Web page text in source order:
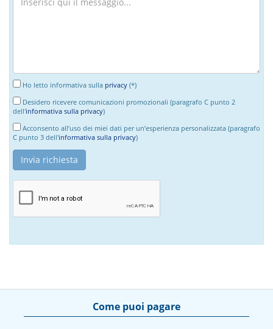
Ho letto informativa sulla privacy (*)
Desidero ricevere comunicazioni promozionali (paragrafo C punto 2
dell'informativa sulla privacy)
Acconsento all’uso dei miei dati per un’esperienza personalizzata (paragrafo
C punto 3 dell'informativa sulla privacy)
Come puoi pagare